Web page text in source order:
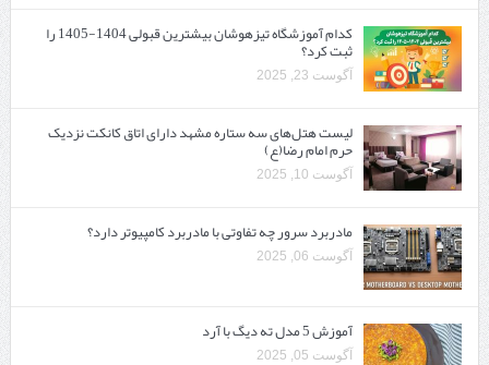
کدام آموزشگاه تیزهوشان بیشترین قبولی 1404-1405 را
ثبت کرد؟
آگوست 23, 2025
لیست هتل‌های سه ستاره مشهد دارای اتاق کانکت نزدیک
حرم امام رضا(ع)
آگوست 10, 2025
مادربرد سرور چه تفاوتی با مادربرد کامپیوتر دارد؟
آگوست 06, 2025
آموزش 5 مدل ته دیگ با آرد
آگوست 05, 2025